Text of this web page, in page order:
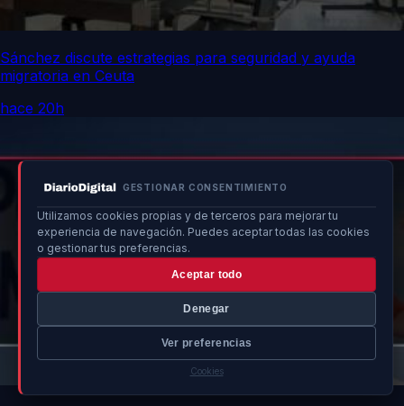
GESTIONAR CONSENTIMIENTO
Utilizamos cookies propias y de terceros para mejorar tu
experiencia de navegación. Puedes aceptar todas las cookies
o gestionar tus preferencias.
Aceptar todo
Denegar
Ver preferencias
Cookies
Sánchez discute estrategias para seguridad y ayuda
migratoria en Ceuta
hace 20h